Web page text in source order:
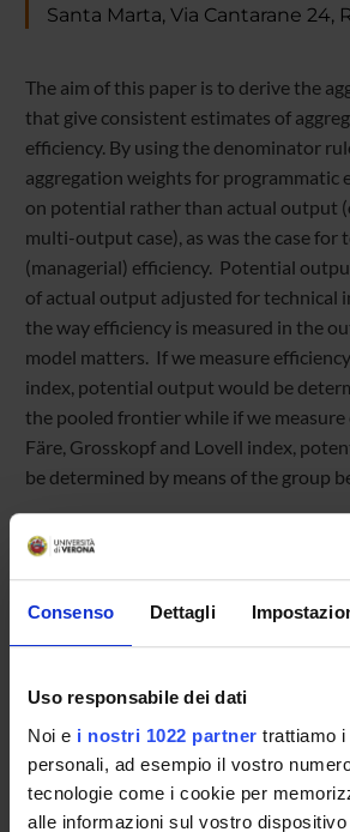
Consenso Dettagli
Uso responsabile dei dati
Noi e i nostri 1022 partner trattiamo
personali, ad esempio il vostro
tecnologie come i cookie per
alle informazioni sul vostro dispositivo
Santa Marta, Via Cantarane 24,
The aim of this paper is to derive the
that give consistent estimates of
efficiency. By using the denominator
aggregation weights for programmatic
on potential rather than actual output
multi-output case), as was the case for
(managerial) efficiency. Potential
of actual output adjusted for technical
the way efficiency is measured in the
model matters. If we measure
index, potential output would be
the pooled frontier while if we measure
Färe, Grosskopf and Lovell index,
be determined by means of the group
Referente
Angelo Zago
Data pubblicazione